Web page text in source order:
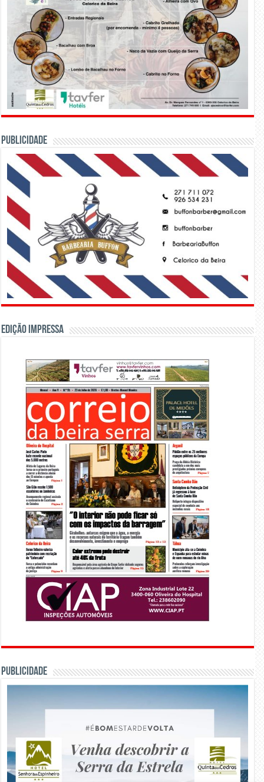
PUBLICIDADE
Edição Impressa
PUBLICIDADE